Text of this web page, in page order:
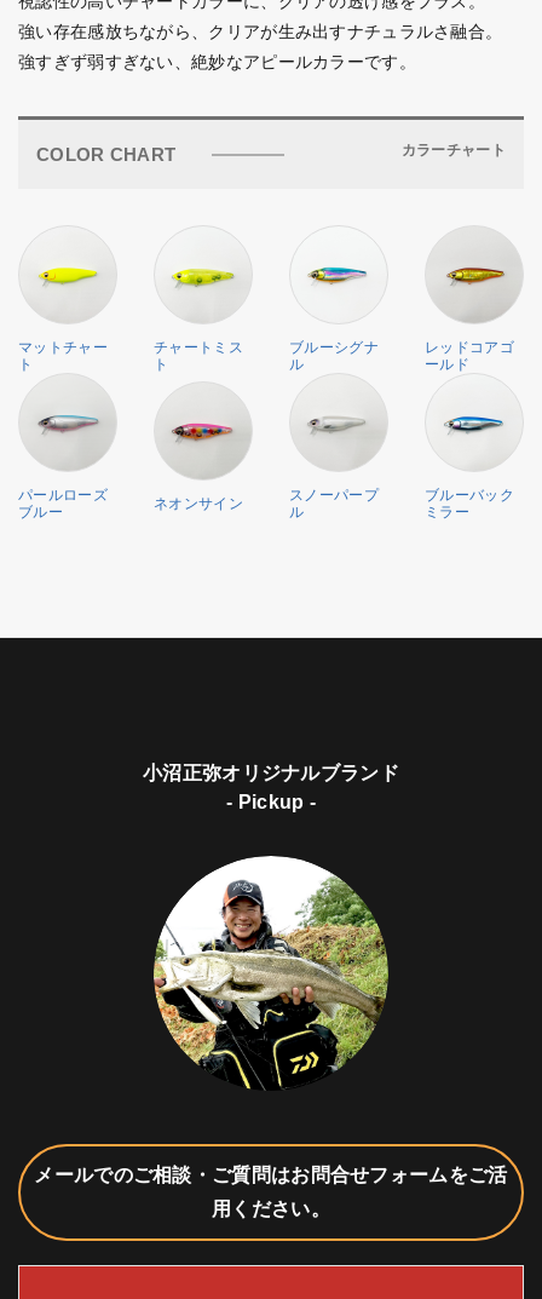
強い存在感放ちながら、クリアが生み出すナチュラルさ融合。
強すぎず弱すぎない、絶妙なアピールカラーです。
COLOR CHART カラーチャート
マットチャー
ト
チャートミス
ト
ブルーシグナ
ル
レッドコアゴ
ールド
パールローズ
ブルー
ネオンサイン
スノーパープ
ル
ブルーバック
ミラー
小沼正弥オリジナルブランド
- Pickup -
メールでのご相談・ご質問はお問合せフォームをご活
用ください。